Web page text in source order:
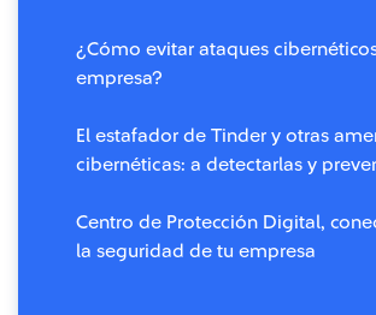
¿Cómo evitar ataques
empresa?
El estafador de Tinder y otras
cibernéticas: a detectarlas y
Centro de Protección Digital,
la seguridad de tu empresa